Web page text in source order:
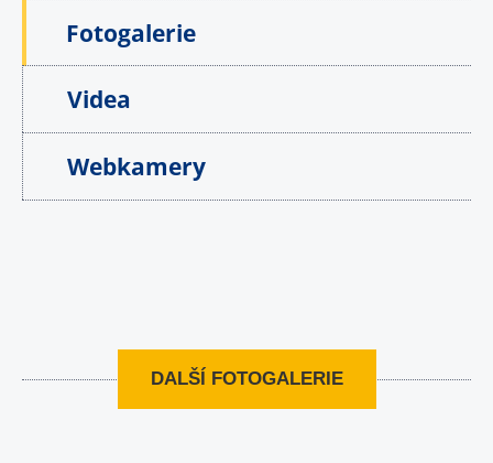
Fotogalerie
Videa
Webkamery
DALŠÍ FOTOGALERIE